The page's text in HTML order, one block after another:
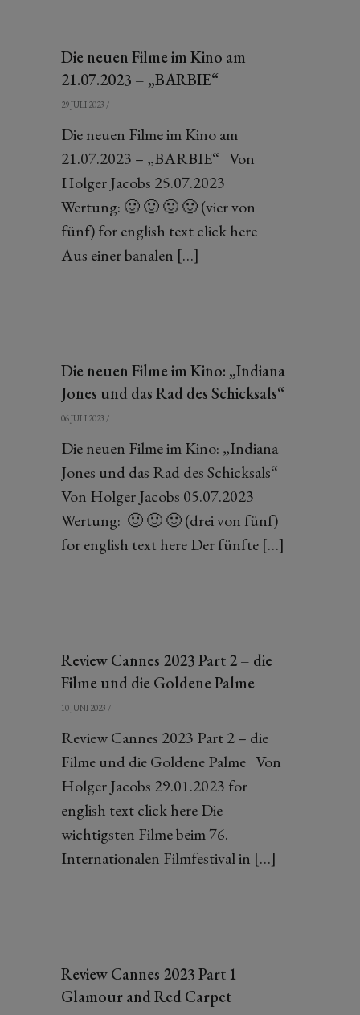
Die neuen Filme im Kino am
21.07.2023 – „BARBIE“
29 JULI 2023 /
Die neuen Filme im Kino am
21.07.2023 – „BARBIE“ Von
Holger Jacobs 25.07.2023
Wertung: 🙂 🙂 🙂 🙂 (vier von
fünf) for english text click here
Aus einer banalen […]
Die neuen Filme im Kino: „Indiana
Jones und das Rad des Schicksals“
06 JULI 2023 /
Die neuen Filme im Kino: „Indiana
Jones und das Rad des Schicksals“
Von Holger Jacobs 05.07.2023
Wertung: 🙂 🙂 🙂 (drei von fünf)
for english text here Der fünfte […]
Review Cannes 2023 Part 2 – die
Filme und die Goldene Palme
10 JUNI 2023 /
Review Cannes 2023 Part 2 – die
Filme und die Goldene Palme Von
Holger Jacobs 29.01.2023 for
english text click here Die
wichtigsten Filme beim 76.
Internationalen Filmfestival in […]
Review Cannes 2023 Part 1 –
Glamour and Red Carpet